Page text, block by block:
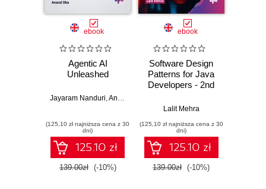
ebook
Agentic AI
Unleashed
Jayaram Nanduri Anand Oka
(125,10 zł najniższa cena z 30
dni)
125.10 zł
139.00zł (-10%)
ebook
Software Design
Patterns for Java
Developers - 2nd
Lalit Mehra
(125,10 zł najniższa cena z 30
dni)
125.10 zł
139.00zł (-10%)